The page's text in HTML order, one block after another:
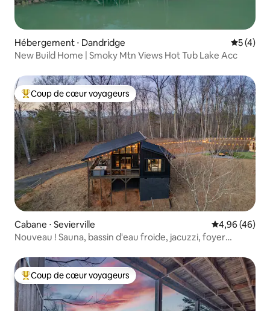
Hébergement ⋅ Dandridge
5 (4)
New Build Home | Smoky Mtn Views Hot Tub Lake Acc
Coups de cœur voyageurs les plus appréciés
Coup de cœur voyageurs
Cabane ⋅ Sevierville Évaluation
4,96 (46)
Nouveau ! Sauna, bassin d'eau froide, jacuzzi, foyer
Coups de cœur voyageurs les plus appréciés
Coup de cœur voyageurs